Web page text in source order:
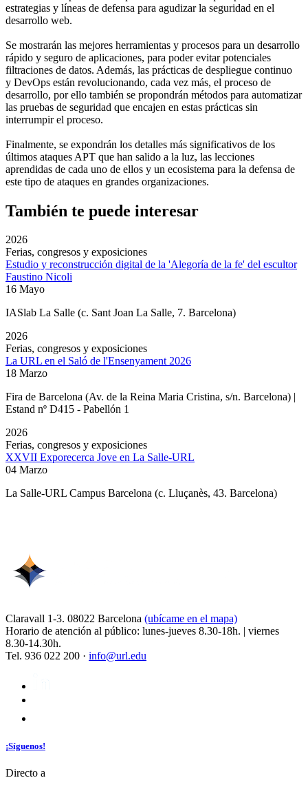
estrategias y líneas de defensa para agudizar la seguridad en el
desarrollo web.
Se mostrarán las mejores herramientas y procesos para un desarrollo
rápido y seguro de aplicaciones, para poder evitar potenciales
filtraciones de datos. Además, las prácticas de despliegue continuo
y DevOps están revolucionando, cada vez más, el proceso de
desarrollo, por ello también se propondrán métodos para automatizar
las pruebas de seguridad que encajen en estas prácticas sin
interrumpir el proceso.
Finalmente, se expondrán los detalles más significativos de los
últimos ataques APT que han salido a la luz, las lecciones
aprendidas de cada uno de ellos y un ecosistema para la defensa de
este tipo de ataques en grandes organizaciones.
También te puede interesar
2026
Ferias, congresos y exposiciones
Estudio y reconstrucción digital de la 'Alegoría de la fe' del escultor
Faustino Nicoli
16 Mayo
IASlab La Salle (c. Sant Joan La Salle, 7. Barcelona)
2026
Ferias, congresos y exposiciones
La URL en el Saló de l'Ensenyament 2026
18 Marzo
Fira de Barcelona (Av. de la Reina Maria Cristina, s/n. Barcelona) |
Estand nº D415 - Pabellón 1
2026
Ferias, congresos y exposiciones
XXVII Exporecerca Jove en La Salle-URL
04 Marzo
La Salle-URL Campus Barcelona (c. Lluçanès, 43. Barcelona)
Claravall 1-3. 08022 Barcelona (ubícame en el mapa)
Horario de atención al público: lunes-jueves 8.30-18h. | viernes
8.30-14.30h.
Tel. 936 022 200 · info@url.edu
¡Síguenos!
Directo a